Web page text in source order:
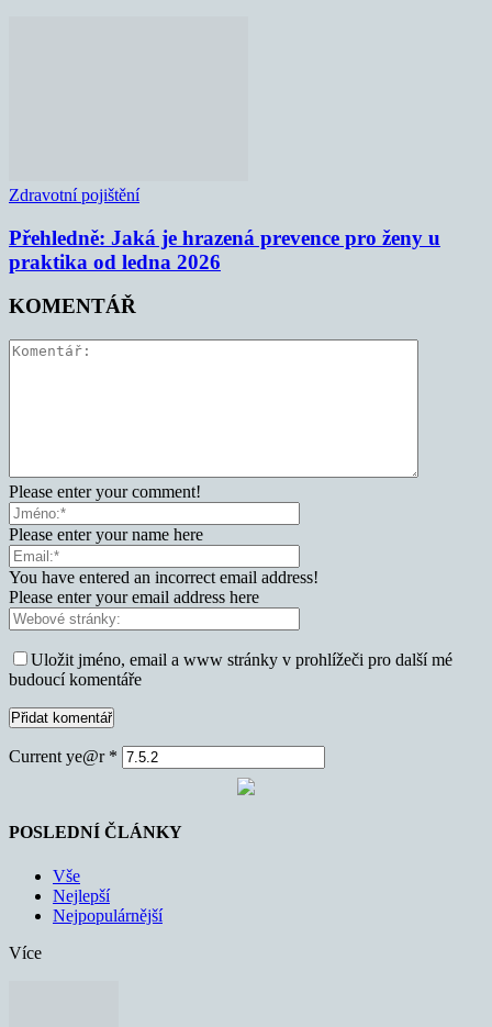
Zdravotní pojištění
Přehledně: Jaká je hrazená prevence pro ženy u
praktika od ledna 2026
KOMENTÁŘ
Please enter your comment!
Please enter your name here
You have entered an incorrect email address!
Please enter your email address here
Uložit jméno, email a www stránky v prohlížeči pro další mé
budoucí komentáře
Current ye@r *
POSLEDNÍ ČLÁNKY
Vše
Nejlepší
Nejpopulárnější
Více